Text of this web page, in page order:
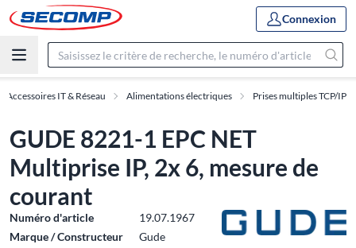
Connexion
Accessoires IT & Réseau Alimentations électriques Prises multiples TCP/IP
GUDE 8221-1 EPC NET
Multiprise IP, 2x 6, mesure de
courant
Numéro d'article
19.07.1967
Marque / Constructeur
Gude